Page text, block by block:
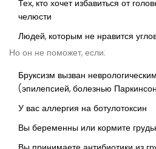
Тех, кто хочет избавиться от
челюсти
Людей, которым не нравится
Но он не поможет, если:
Бруксизм вызван
(эпилепсией, болезнью
У вас аллергия на ботулотоксин
Вы беременны или кормите